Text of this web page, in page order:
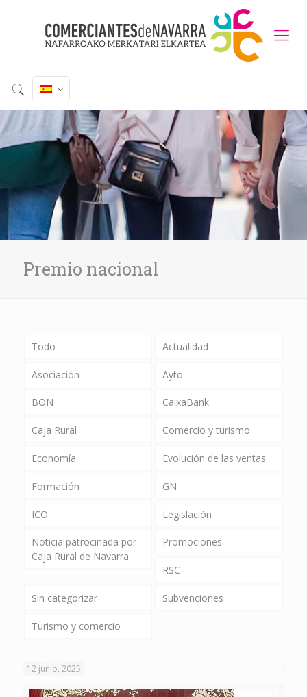
Premio nacional
Todo Actualidad
Asociación Ayto
BON CaixaBank
Caja Rural Comercio y turismo
Economía Evolución de las ventas
Formación GN
ICO Legislación
Noticia patrocinada por
Caja Rural de Navarra
Promociones
RSC
Sin categorizar Subvenciones
Turismo y comercio
12 junio, 2025